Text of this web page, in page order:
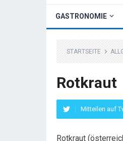
GASTRONOMIE
STARTSEITE
Rotkraut
Mitteilen auf
Rotkraut